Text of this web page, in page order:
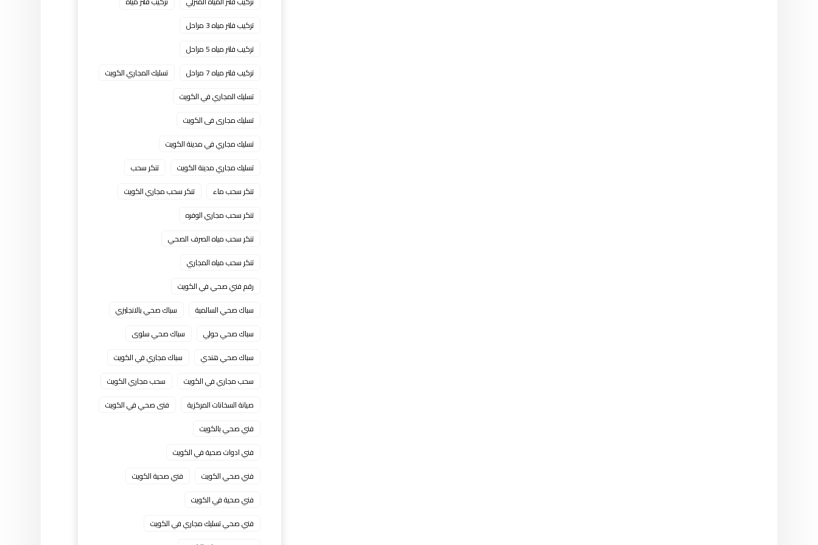
تركيب فلتر مياه 3 مراحل
تركيب فلتر مياه 5 مراحل
تركيب فلتر مياه 7 مراحل
تسليك المجاري الكويت
تسليك المجاري في الكويت
تسليك مجارى فى الكويت
تسليك مجاري في مدينة الكويت
تسليك مجاري مدينة الكويت
تنكر سحب
تنكر سحب ماء
تنكر سحب مجاري الكويت
تنكر سحب مجاري الوفره
تنكر سحب مياه الصرف الصحي
تنكر سحب مياه المجاري
رقم فني صحي في الكويت
سباك صحي السالمية
سباك صحي بالانجليزي
سباك صحي حولي
سباك صحي سلوى
سباك صحي هندي
سباك مجاري في الكويت
سحب مجاري في الكويت
سحب مجاري الكويت
صيانة السخانات المركزية
فنى صحي في الكويت
فني صحي بالكويت
فني ادوات صحية في الكويت
فني صحي الكويت
فني صحية الكويت
فني صحية في الكويت
فني صحي تسليك مجاري في الكويت